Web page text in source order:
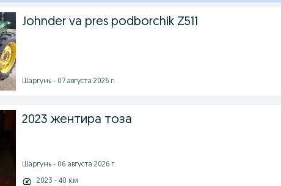
Johnder va pres podborchik Z511
Шаргунь - 07 августа 2026 г.
2023 жентира тоза
Шаргунь - 06 августа 2026 г.
2023 - 40 км